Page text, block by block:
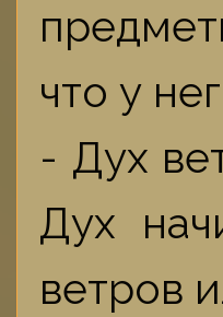
что у
- Дух
Дух
ветров